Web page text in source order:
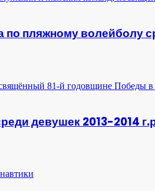
по пляжному волейболу
девушек 2013-2014